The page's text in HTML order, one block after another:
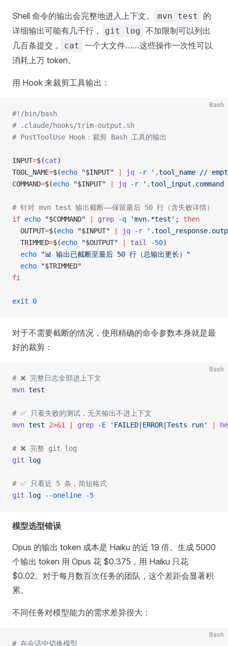
Shell 命令的输出会完整地进入上下文。 mvn test
的
详细输出可能有几千行，
git log 不加限制可以列出
几百条提交，
cat
一个大文件……这些操作一次性可以
消耗上万 token。
用 Hook 来裁剪工具输出：
Bash
#!/bin/bash
# .claude/hooks/trim-output.sh
# PostToolUse Hook：裁剪 Bash 工具的输出
INPUT=$(cat)
TOOL_NAME=$(echo "$INPUT" jq -r '.tool_name //
COMMAND=$(echo "$INPUT" jq -r
# 针对 mvn test 输出截断——保留最后 50 行（含失败详情）
if echo "$COMMAND" grep -q 'mvn.*test' ; then
  OUTPUT
=$(echo "$INPUT" jq -r
  TRIMMED
=$(echo "$OUTPUT" tail -50)
  echo
"📊 输出已截断至最后 50 行（总输出更长）"
  echo
"$TRIMMED"
fi
exit 0
对于不需要截断的情况，使用精确的命令参数本身就是最
好的裁剪：
Bash
# ❌ 完整日志全部进上下文
mvn test
# ✅ 只看失败的测试，无关输出不进上下文
mvn test 2>&1 grep -E 'FAILED|ERROR|Tests run'
# ❌ 完整 git log
git log
# ✅ 只看近 5 条，简短格式
git log --oneline -5
模型选型错误
Opus 的输出 token 成本是 Haiku 的近 19 倍。生成 5000
个输出 token 用 Opus 花 $0.375，用 Haiku 只花
$0.02。对于每月数百次任务的团队，这个差距会显著积
累。
不同任务对模型能力的需求差异很大：
Bash
# 在会话中切换模型